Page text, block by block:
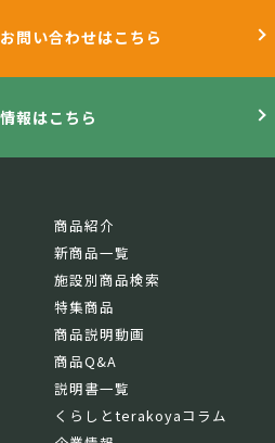
問い合わせはこちら
報はこちら
商品紹介
新商品一覧
施設別商品検索
特集商品
商品説明動画
商品Q&A
説明書一覧
くらしとterakoyaコラム